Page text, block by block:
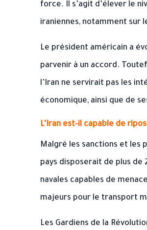
force. Il s’agit d’élever le
iraniennes, notamment sur
Le président américain a
parvenir à un accord.
l’Iran ne servirait pas les
économique, ainsi que de
L’Iran est-il capable de
Malgré les sanctions et les
pays disposerait de plus de
navales capables de
majeurs pour le transport
Les Gardiens de la